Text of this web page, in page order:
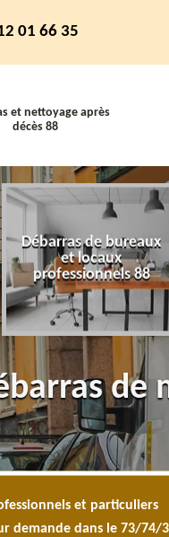
01 66 35
et nettoyage après
décès 88
Débarras de bureaux
et locaux
professionnels 88
de
et particuliers
demande dans le 73/74/